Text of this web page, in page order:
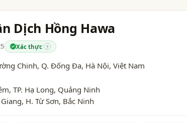
Dịch Hồng Hawa
Xác thực ?
Chinh, Q. Đống Đa, Hà Nội, Việt Nam
TP. Hạ Long, Quảng Ninh
H. Từ Sơn, Bắc Ninh